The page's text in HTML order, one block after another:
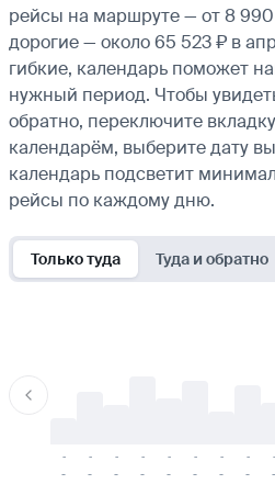
рейсы на маршруте — от 8
дорогие — около 65 523 ₽ в
гибкие, календарь поможет
нужный период. Чтобы
обратно, переключите
календарём, выберите дату
календарь подсветит
рейсы по каждому дню.
Только туда Туда и обратно
-
-
-
-
-
-
-
-
-
-
-
-
-
-
-
-
-
-